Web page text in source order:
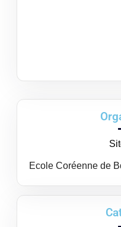
Ecole Coréenne de